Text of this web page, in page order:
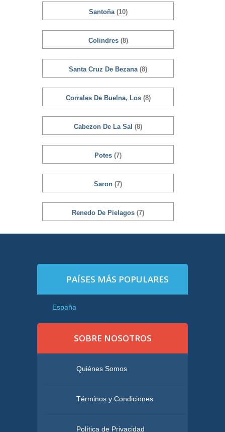
Santoña (10)
Colindres (8)
Santa Cruz De Bezana (8)
Corrales De Buelna, Los (8)
Cabezon De La Sal (8)
Potes (7)
Saron (7)
Renedo De Pielagos (7)
PAÍSES MÁS POPULARES
España
SOBRE NOSOTROS
Quiénes Somos
Términos y Condiciones
Política de Privacidad